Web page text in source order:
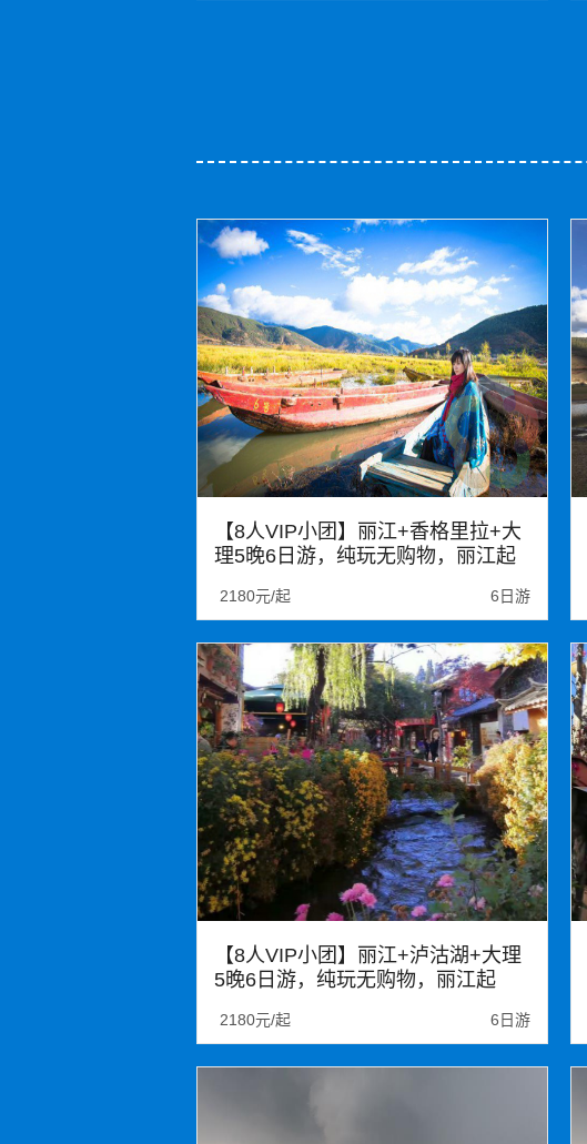
【8人VIP小团】丽江+香格里拉+大
理5晚6日游，纯玩无购物，丽江起
2180元/起 6日游
大理 丽江 泸沽湖
【8人VIP小团】丽江+泸沽湖+大理
5晚6日游，纯玩无购物，丽江起
2180元/起 6日游
大理 丽江 泸沽湖